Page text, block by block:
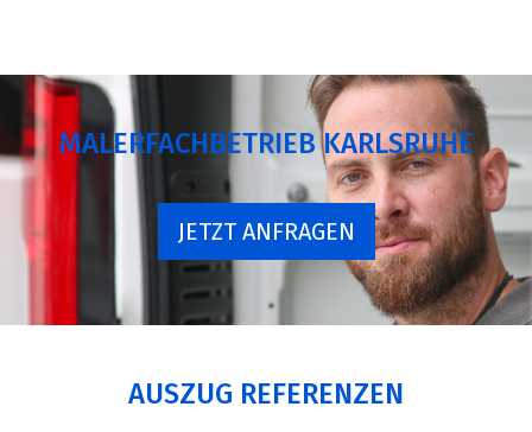
MALERFACHBETRIEB KARLSRUHE
JETZT ANFRAGEN
AUSZUG REFERENZEN